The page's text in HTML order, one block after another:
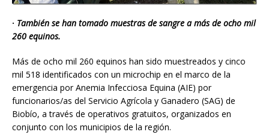
· También se han tomado muestras de sangre a más de ocho mil
260 equinos.
Más de ocho mil 260 equinos han sido muestreados y cinco
mil 518 identificados con un microchip en el marco de la
emergencia por Anemia Infecciosa Equina (AIE) por
funcionarios/as del Servicio Agrícola y Ganadero (SAG) de
Biobío, a través de operativos gratuitos, organizados en
conjunto con los municipios de la región.